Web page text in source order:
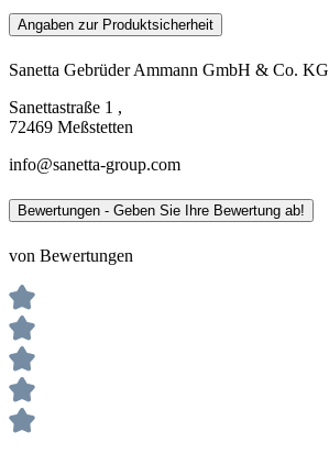
Angaben zur Produktsicherheit
Sanetta Gebrüder Ammann GmbH & Co. KG
Sanettastraße 1 ,
72469 Meßstetten
info@sanetta-group.com
Bewertungen - Geben Sie Ihre Bewertung ab!
von Bewertungen